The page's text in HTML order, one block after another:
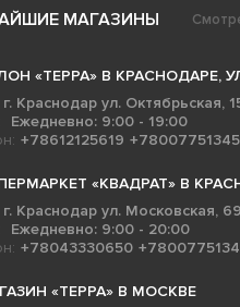
МАГАЗИНЫ
«ТЕРРА» В КРАСНОДАРЕ,
г. Краснодар ул. Октябрьская,
Ежедневно: 9:00 - 19:00
+78612125619 +78007751345
«КВАДРАТ» В
г. Краснодар ул. Московская,
Ежедневно: 9:00 - 20:00
+78043330650
«ТЕРРА» В МОСКВЕ